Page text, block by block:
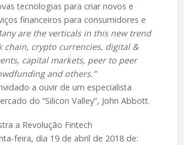
tecnologias para criar novos e
financeiros para consumidores e
are the verticals in this new trend
chain, crypto currencies, digital &
capital markets, peer to peer
and others.”
a ouvir de um especialista
do “Silicon Valley”, John Abbott.
a Revolução Fintech
feira, dia 19 de abril de 2018 de: